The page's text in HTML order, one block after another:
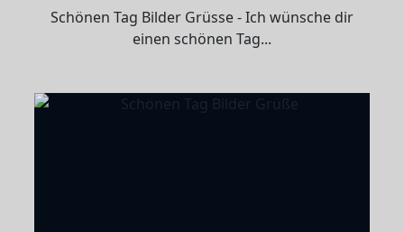
Schönen Tag Bilder Grüsse - Ich wünsche dir
einen schönen Tag...